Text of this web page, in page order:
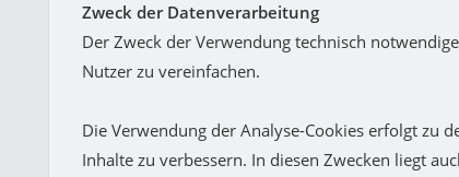
Zweck der Datenverarbeitung
Der Zweck der Verwendung technisch
Nutzer zu vereinfachen.
Die Verwendung der Analyse-Cookies erfolgt zu
Inhalte zu verbessern. In diesen Zwecken liegt